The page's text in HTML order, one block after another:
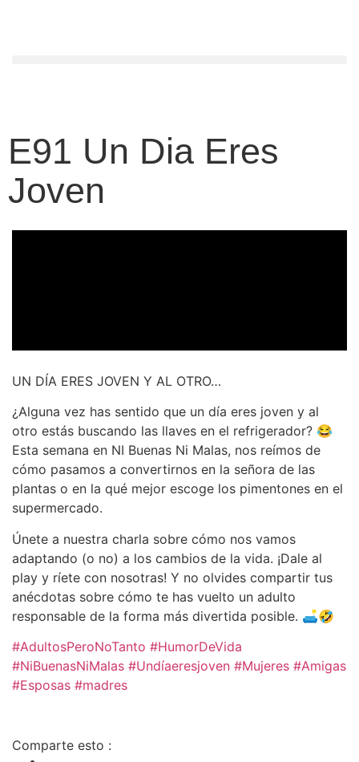
E91 Un Dia Eres
Joven
UN DÍA ERES JOVEN Y AL OTRO…
¿Alguna vez has sentido que un día eres joven y al
otro estás buscando las llaves en el refrigerador? 😂
Esta semana en NI Buenas Ni Malas, nos reímos de
cómo pasamos a convertirnos en la señora de las
plantas o en la qué mejor escoge los pimentones en el
supermercado.
Únete a nuestra charla sobre cómo nos vamos
adaptando (o no) a los cambios de la vida. ¡Dale al
play y ríete con nosotras! Y no olvides compartir tus
anécdotas sobre cómo te has vuelto un adulto
responsable de la forma más divertida posible. 🛋️🤣
#AdultosPeroNoTanto #HumorDeVida
#NiBuenasNiMalas #Undíaeresjoven #Mujeres #Amigas
#Esposas #madres
Comparte esto :